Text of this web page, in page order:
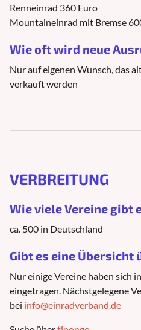
Renneinrad 360 Euro
Mountaineinrad mit Bremse
Wie oft wird neue
Nur auf eigenen Wunsch, das
verkauft werden
VERBREITUNG
Wie viele Vereine gibt
ca. 500 in Deutschland
Gibt es eine Übersicht
Nur einige Vereine haben sich
eingetragen. Nächstgelegene
bei info@einradverband.de